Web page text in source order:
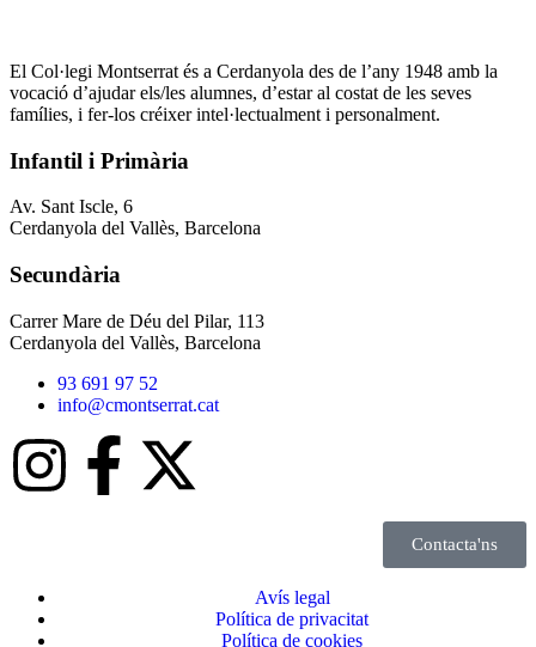
El Col·legi Montserrat és a Cerdanyola des de l’any 1948 amb la
vocació d’ajudar els/les alumnes, d’estar al costat de les seves
famílies, i fer-los créixer intel·lectualment i personalment.
Infantil i Primària
Av. Sant Iscle, 6
Cerdanyola del Vallès, Barcelona
Secundària
Carrer Mare de Déu del Pilar, 113
Cerdanyola del Vallès, Barcelona
93 691 97 52
info@cmontserrat.cat
Contacta'ns
Avís legal
Política de privacitat
Política de cookies